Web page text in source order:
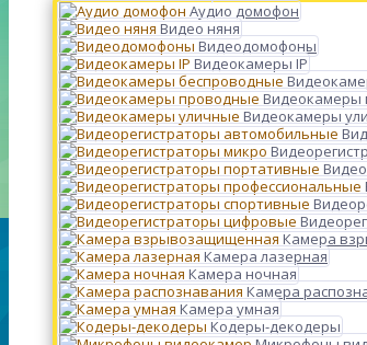
Аудио домофон
Видео няня
Видеодомофоны
Видеокамеры IP
Видеокамеры
Видеокамеры
Камера
Камера лазерная
Камера ночная
Камера
Камера умная
Кодеры-декодеры